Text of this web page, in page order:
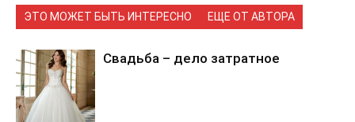
ЭТО МОЖЕТ БЫТЬ ИНТЕРЕСНО ЕЩЕ ОТ АВТОРА
Cвадьба – дело затратное